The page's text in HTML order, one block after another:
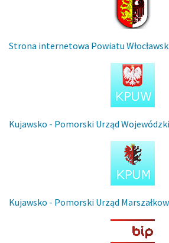
Strona internetowa Powiatu
Kujawsko - Pomorski Urząd Wojewódzki
Kujawsko - Pomorski Urząd